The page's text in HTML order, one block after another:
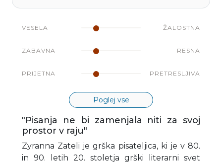
VESELA ŽALOSTNA
ZABAVNA RESNA
PRIJETNA PRETRESLJIVA
Poglej vse
"Pisanja ne bi zamenjala niti za svoj
prostor v raju"
Zyranna Zateli je grška pisateljica, ki je v 80.
in 90. letih 20. stoletja grški literarni svet